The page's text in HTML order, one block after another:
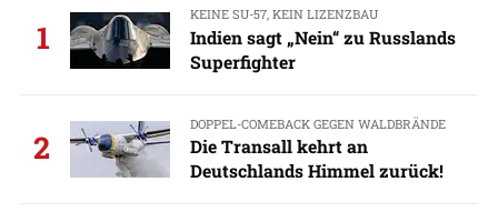
1
KEINE SU-57, KEIN LIZENZBAU
Indien sagt „Nein“ zu Russlands
Superfighter
2
DOPPEL-COMEBACK GEGEN WALDBRÄNDE
Die Transall kehrt an
Deutschlands Himmel zurück!